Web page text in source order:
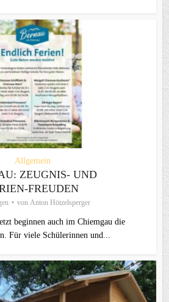
Allgemein
ZEUGNIS- UND
FREUDEN
von Anton Hötzelsperger
beginnen auch im Chiemgau die
Für viele Schülerinnen und...